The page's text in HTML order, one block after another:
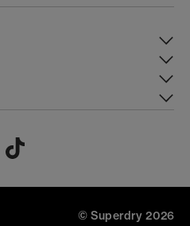
© Superdry 2026